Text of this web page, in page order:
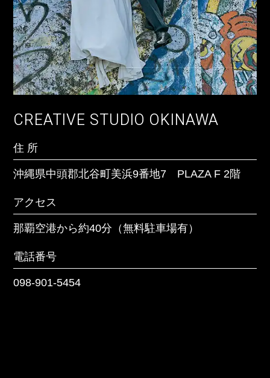
CREATIVE STUDIO OKINAWA
住 所
沖縄県中頭郡北谷町美浜9番地7 PLAZA F 2階
アクセス
那覇空港から約40分（無料駐車場有）
電話番号
098-901-5454
住 所
沖縄県宮古島市上野字宮国765-1 うえのドイツ文
化村商用地ゾーン 1棟1-102号
アクセス
宮古島空港から車で約15分
電話番号
098-901-5454